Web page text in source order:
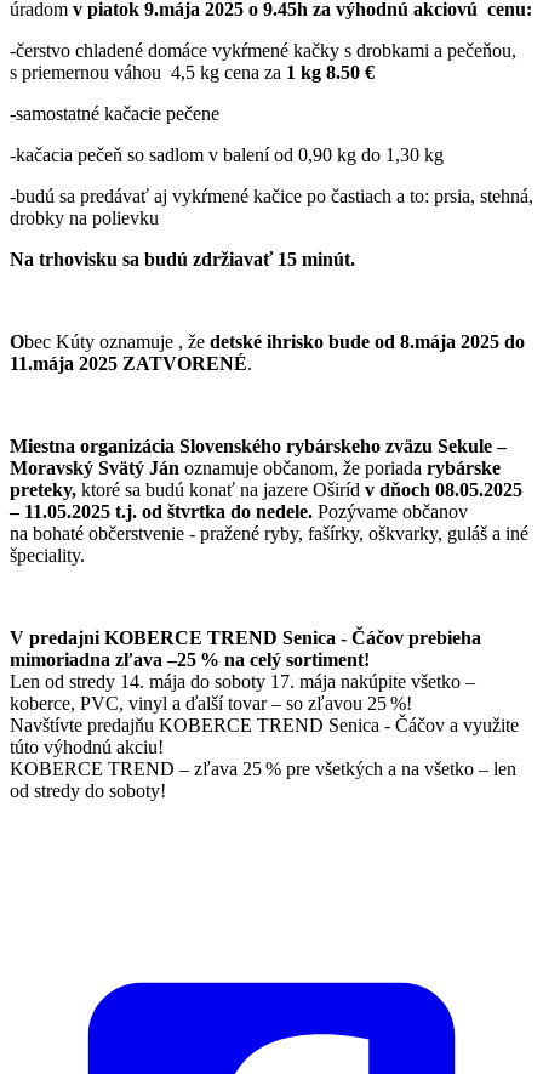
úradom v piatok 9.mája 2025 o 9.45h za výhodnú akciovú cenu:
-čerstvo chladené domáce vykŕmené kačky s drobkami a pečeňou,
s priemernou váhou 4,5 kg cena za 1 kg 8.50 €
-samostatné kačacie pečene
-kačacia pečeň so sadlom v balení od 0,90 kg do 1,30 kg
-budú sa predávať aj vykŕmené kačice po častiach a to: prsia, stehná,
drobky na polievku
Na trhovisku sa budú zdržiavať 15 minút.
Obec Kúty oznamuje , že detské ihrisko bude od 8.mája 2025 do
11.mája 2025 ZATVORENÉ.
Miestna organizácia Slovenského rybárskeho zväzu Sekule –
Moravský Svätý Ján oznamuje občanom, že poriada rybárske
preteky, ktoré sa budú konať na jazere Oširíd v dňoch 08.05.2025
– 11.05.2025 t.j. od štvrtka do nedele. Pozývame občanov
na bohaté občerstvenie - pražené ryby, fašírky, oškvarky, guláš a iné
špeciality.
V predajni KOBERCE TREND Senica - Čáčov prebieha
mimoriadna zľava –25 % na celý sortiment!
Len od stredy 14. mája do soboty 17. mája nakúpite všetko –
koberce, PVC, vinyl a ďalší tovar – so zľavou 25 %!
Navštívte predajňu KOBERCE TREND Senica - Čáčov a využite
túto výhodnú akciu!
KOBERCE TREND – zľava 25 % pre všetkých a na všetko – len
od stredy do soboty!